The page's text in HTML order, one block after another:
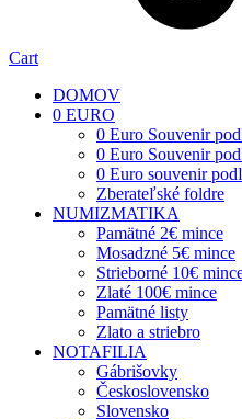
Cart
DOMOV
0 EURO
0 Euro Souvenir
0 Euro Souvenir
0 Euro souvenir
Zberateľské foldre
NUMIZMATIKA
Pamätné 2€ mince
Mosadzné 5€ mince
Strieborné 10€
Zlaté 100€ mince
Pamätné listy
Zlato a striebro
NOTAFILIA
Gábrišovky
Československo
Slovensko